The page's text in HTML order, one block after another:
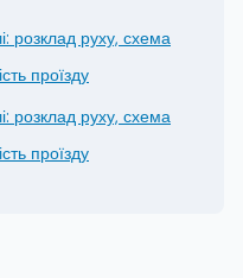
розклад руху, схема
проїзду
розклад руху, схема
проїзду